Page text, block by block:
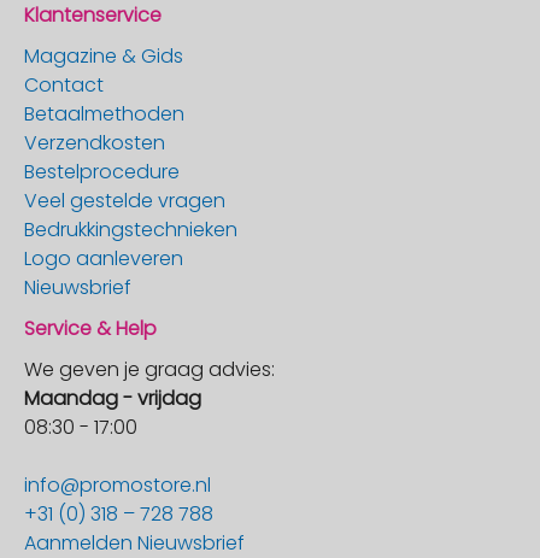
Klantenservice
Magazine & Gids
Contact
Betaalmethoden
Verzendkosten
Bestelprocedure
Veel gestelde vragen
Bedrukkingstechnieken
Logo aanleveren
Nieuwsbrief
Service & Help
We geven je graag advies:
Maandag - vrijdag
08:30 - 17:00
info@promostore.nl
+31 (0) 318 – 728 788
Aanmelden Nieuwsbrief